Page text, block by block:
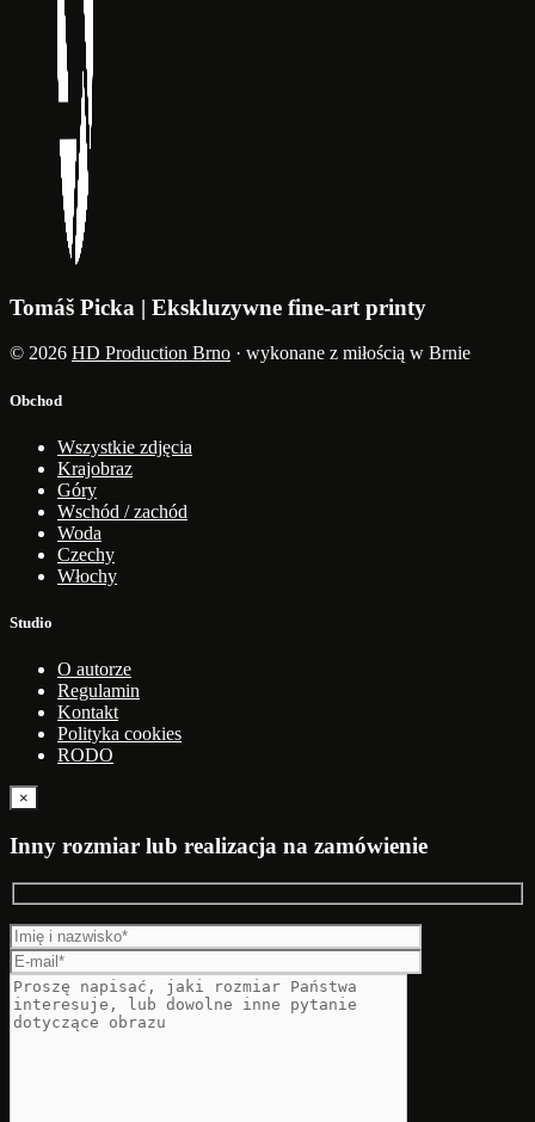
Tomáš Picka | Ekskluzywne fine-art printy
© 2026 HD Production Brno · wykonane z miłością w Brnie
Obchod
Wszystkie zdjęcia
Krajobraz
Góry
Wschód / zachód
Woda
Czechy
Włochy
Studio
O autorze
Regulamin
Kontakt
Polityka cookies
RODO
×
Inny rozmiar lub realizacja na zamówienie